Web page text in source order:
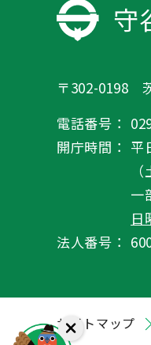
守
〒302-0198
電話番号：
開庁時間： 平
一
日
法人番号：
サイトマップ